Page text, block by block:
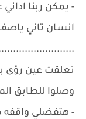
- يمكن ربنا
انسان تاني
تعلقت عين رؤى
وصلوا للطابق
- هتفضلي واقفه